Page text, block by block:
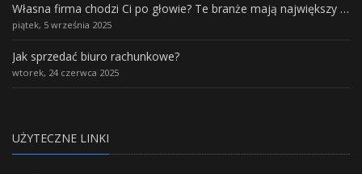
Własna firma chodzi Ci po głowie? Te branże mają największy potencjał rozwoju
piątek, 5 września 2025
Jak sprzedać biuro rachunkowe?
wtorek, 24 czerwca 2025
UŻYTECZNE LINKI